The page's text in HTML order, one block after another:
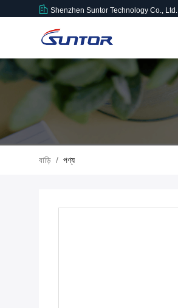
Shenzhen Suntor Technology Co., Ltd.
বাড়ি / পণ্য